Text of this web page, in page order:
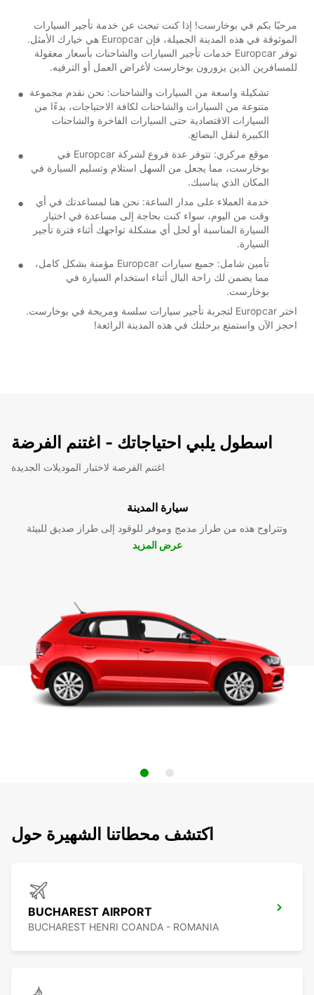
مرحبًا بكم في بوخارست! إذا كنت تبحث عن خدمة تأجير السيارات
الموثوقة في هذه المدينة الجميلة، فإن Europcar هي خيارك الأمثل.
توفر Europcar خدمات تأجير السيارات والشاحنات بأسعار معقولة
للمسافرين الذين يزورون بوخارست لأغراض العمل أو الترفيه.
تشكيلة واسعة من السيارات والشاحنات: نحن نقدم مجموعة
متنوعة من السيارات والشاحنات لكافة الاحتياجات، بدءًا من
السيارات الاقتصادية حتى السيارات الفاخرة والشاحنات
الكبيرة لنقل البضائع.
موقع مركزي: تتوفر عدة فروع لشركة Europcar في
بوخارست، مما يجعل من السهل استلام وتسليم السيارة في
المكان الذي يناسبك.
خدمة العملاء على مدار الساعة: نحن هنا لمساعدتك في أي
وقت من اليوم، سواء كنت بحاجة إلى مساعدة في اختيار
السيارة المناسبة أو لحل أي مشكلة تواجهك أثناء فترة تأجير
السيارة.
تأمين شامل: جميع سيارات Europcar مؤمنة بشكل كامل،
مما يضمن لك راحة البال أثناء استخدام السيارة في
بوخارست.
اختر Europcar لتجربة تأجير سيارات سلسة ومريحة في بوخارست.
احجز الآن واستمتع برحلتك في هذه المدينة الرائعة!
اسطول يلبي احتياجاتك - اغتنم الفرضة
اغتنم الفرصة لاختبار الموديلات الجديدة
سيارة المدينة
وتتراوح هذه من طراز مدمج وموفر للوقود إلى طراز صديق للبيئة
عرض المزيد
اكتشف محطاتنا الشهيرة حول
BUCHAREST AIRPORT
BUCHAREST HENRI COANDA - ROMANIA